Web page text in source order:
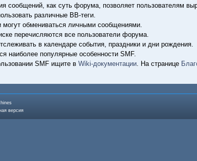
сообщений, как суть форума, позволяет пользователям
различные BB-теги.
могут обмениваться личными сообщениями.
перечисляются все пользователи форума.
в календаре события, праздники и дни рождения.
наиболее популярные особенности SMF.
SMF ищите вWiki-документации . На странице
версия